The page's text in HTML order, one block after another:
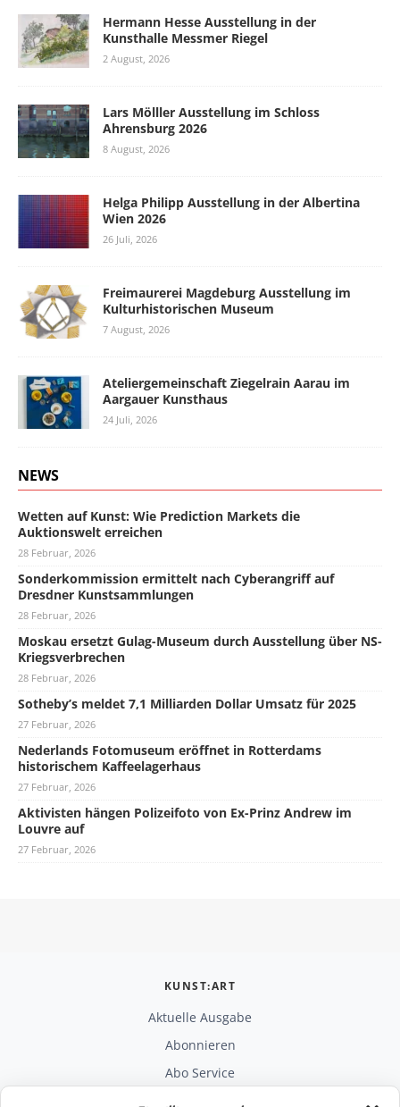
Hermann Hesse Ausstellung in der
Kunsthalle Messmer Riegel
2 August, 2026
Lars Mölller Ausstellung im Schloss
Ahrensburg 2026
8 August, 2026
Helga Philipp Ausstellung in der Albertina
Wien 2026
26 Juli, 2026
Freimaurerei Magdeburg Ausstellung im
Kulturhistorischen Museum
7 August, 2026
Ateliergemeinschaft Ziegelrain Aarau im
Aargauer Kunsthaus
24 Juli, 2026
NEWS
Wetten auf Kunst: Wie Prediction Markets die
Auktionswelt erreichen
28 Februar, 2026
Sonderkommission ermittelt nach Cyberangriff auf
Dresdner Kunstsammlungen
28 Februar, 2026
Moskau ersetzt Gulag-Museum durch Ausstellung über NS-
Kriegsverbrechen
28 Februar, 2026
Sotheby’s meldet 7,1 Milliarden Dollar Umsatz für 2025
27 Februar, 2026
Nederlands Fotomuseum eröffnet in Rotterdams
historischem Kaffeelagerhaus
27 Februar, 2026
Aktivisten hängen Polizeifoto von Ex-Prinz Andrew im
Louvre auf
27 Februar, 2026
KUNST:ART
Aktuelle Ausgabe
Abonnieren
Abo Service